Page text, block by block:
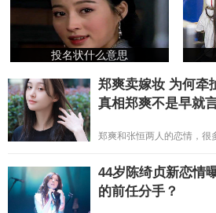
投名状什么意思
郑爽卖嫁妆 为何牵
真相郑爽不是早就
郑爽和张恒两人的恋情，很
44岁陈绮贞新恋情
的前任分手？